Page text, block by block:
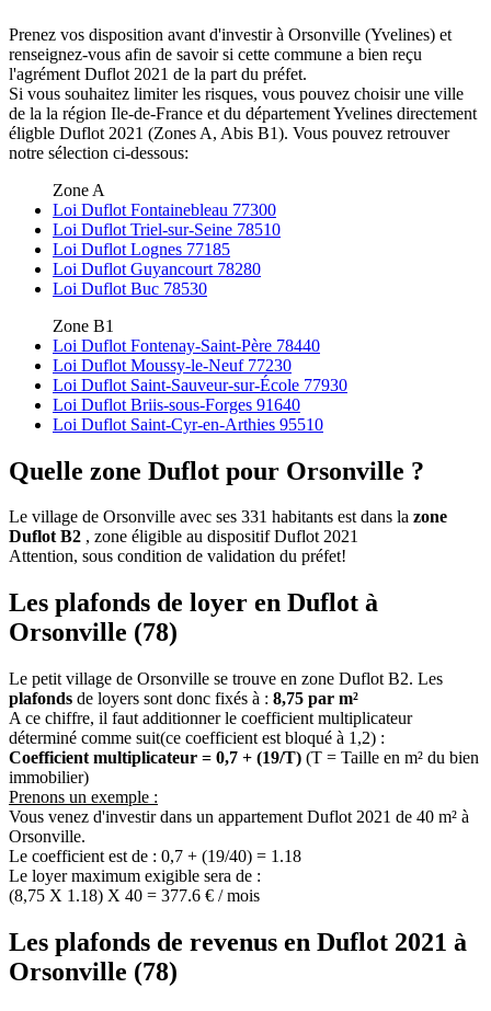
Prenez vos disposition avant d'investir à Orsonville (Yvelines) et
renseignez-vous afin de savoir si cette commune a bien reçu
l'agrément Duflot 2021 de la part du préfet.
Si vous souhaitez limiter les risques, vous pouvez choisir une ville
de la la région Ile-de-France et du département Yvelines directement
éligble Duflot 2021 (Zones A, Abis B1). Vous pouvez retrouver
notre sélection ci-dessous:
Zone A
Loi Duflot Fontainebleau 77300
Loi Duflot Triel-sur-Seine 78510
Loi Duflot Lognes 77185
Loi Duflot Guyancourt 78280
Loi Duflot Buc 78530
Zone B1
Loi Duflot Fontenay-Saint-Père 78440
Loi Duflot Moussy-le-Neuf 77230
Loi Duflot Saint-Sauveur-sur-École 77930
Loi Duflot Briis-sous-Forges 91640
Loi Duflot Saint-Cyr-en-Arthies 95510
Quelle zone Duflot pour Orsonville ?
Le village de Orsonville avec ses 331 habitants est dans la zone
Duflot B2 , zone éligible au dispositif Duflot 2021
Attention, sous condition de validation du préfet!
Les plafonds de loyer en Duflot à
Orsonville (78)
Le petit village de Orsonville se trouve en zone Duflot B2. Les
plafonds de loyers sont donc fixés à : 8,75 par m²
A ce chiffre, il faut additionner le coefficient multiplicateur
déterminé comme suit(ce coefficient est bloqué à 1,2) :
Coefficient multiplicateur = 0,7 + (19/T) (T = Taille en m² du bien
immobilier)
Prenons un exemple :
Vous venez d'investir dans un appartement Duflot 2021 de 40 m² à
Orsonville.
Le coefficient est de : 0,7 + (19/40) = 1.18
Le loyer maximum exigible sera de :
(8,75 X 1.18) X 40 = 377.6 € / mois
Les plafonds de revenus en Duflot 2021 à
Orsonville (78)